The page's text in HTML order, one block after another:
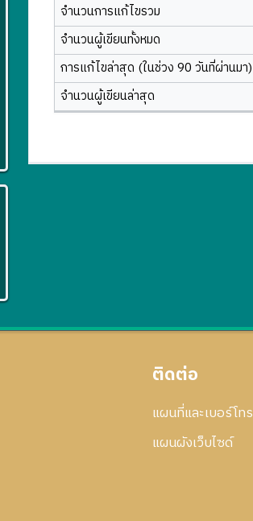
จำนวนการแก้ไขรวม
จำนวนผู้เขียนทั้งหมด
การแก้ไขล่าสุด (ในช่วง 90 วันที่ผ่านมา)
จำนวนผู้เขียนล่าสุด
ติดต่อ
แผนที่และเบอร์โทร
แผนผังเว็บไซด์